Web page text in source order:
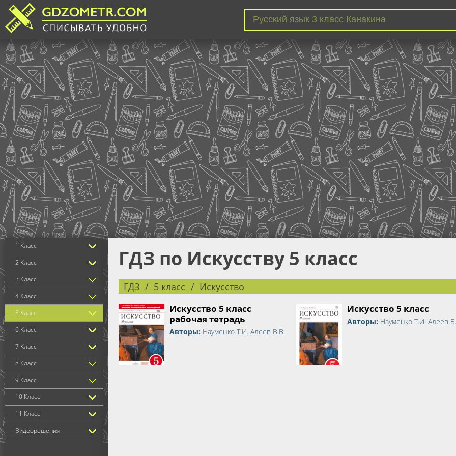
1 Класс
2 Класс
3 Класс
4 Класс
5 Класс
6 Класс
7 Класс
8 Класс
9 Класс
10 Класс
11 Класс
Видеорешения
ГДЗ по Искусству 5 класс
ГДЗ 5 класс Искусство
Искусство 5 класс
рабочая тетрадь
Авторы: Науменко Т.И. Алеев В.В.
Искусство 5 класс
Авторы: Науменко Т.И. Алеев